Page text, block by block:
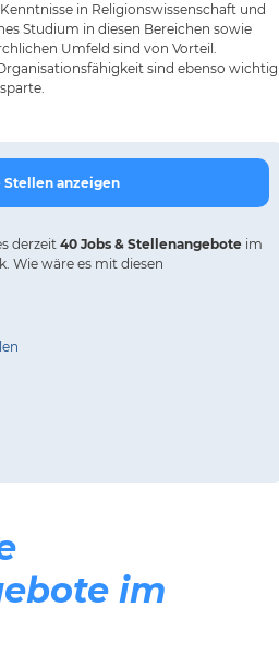
in Religionswissenschaft und
Studium in diesen Bereichen sowie
Umfeld sind von Vorteil.
sind ebenso wichtig
Stellen anzeigen
derzeit 40 Jobs & Stellenangebote im
Wie wäre es mit diesen
im